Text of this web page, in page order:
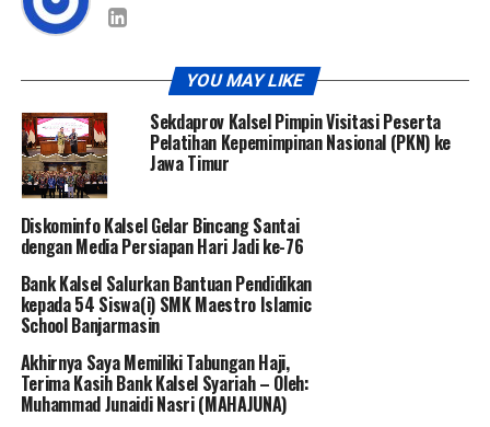
YOU MAY LIKE
Sekdaprov Kalsel Pimpin Visitasi Peserta
Pelatihan Kepemimpinan Nasional (PKN) ke
Jawa Timur
Diskominfo Kalsel Gelar Bincang Santai
dengan Media Persiapan Hari Jadi ke-76
Bank Kalsel Salurkan Bantuan Pendidikan
kepada 54 Siswa(i) SMK Maestro Islamic
School Banjarmasin
Akhirnya Saya Memiliki Tabungan Haji,
Terima Kasih Bank Kalsel Syariah – Oleh:
Muhammad Junaidi Nasri (MAHAJUNA)